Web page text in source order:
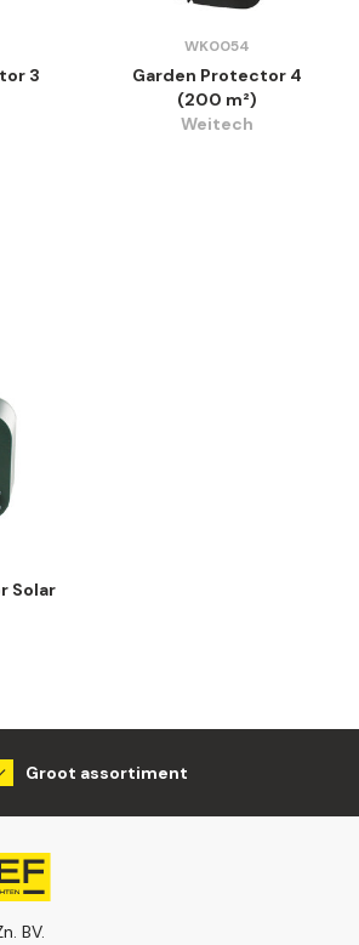
3
WK0054
Garden Protector 4
(200 m²)
Weitech
Solar
Groot assortiment
BV.